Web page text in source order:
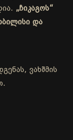
„ჩიკაგოს“
და
ვახშმის